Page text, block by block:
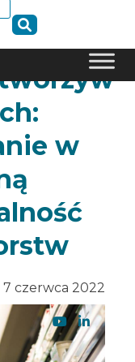
w
7 czerwca 2022